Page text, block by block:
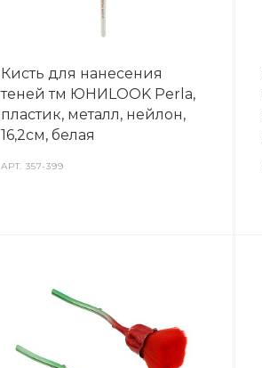
Кисть для нанесения
теней тм ЮНИLOOK Perla,
пластик, металл, нейлон,
16,2см, белая
АРТ.357-399